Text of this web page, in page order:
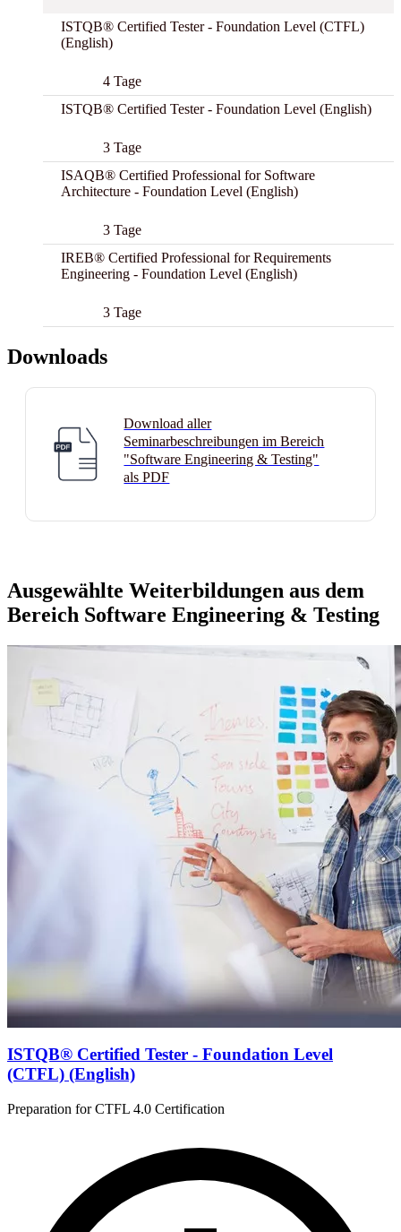
ISTQB® Certified Tester - Foundation Level (CTFL)
(English)
4 Tage
ISTQB® Certified Tester - Foundation Level (English)
3 Tage
ISAQB® Certified Professional for Software
Architecture - Foundation Level (English)
3 Tage
IREB® Certified Professional for Requirements
Engineering - Foundation Level (English)
3 Tage
Downloads
Download aller
Seminarbeschreibungen im Bereich
"Software Engineering & Testing"
als PDF
Ausgewählte Weiterbildungen aus dem
Bereich Software Engineering & Testing
ISTQB® Certified Tester - Foundation Level
(CTFL) (English)
Preparation for CTFL 4.0 Certification